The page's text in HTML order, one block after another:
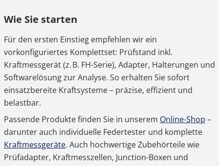
Wie Sie starten
Für den ersten Einstieg empfehlen wir ein
vorkonfiguriertes Komplettset: Prüfstand inkl.
Kraftmessgerät (z. B. FH-Serie), Adapter, Halterungen und
Softwarelösung zur Analyse. So erhalten Sie sofort
einsatzbereite Kraftsysteme – präzise, effizient und
belastbar.
Passende Produkte finden Sie in unserem Online-Shop –
darunter auch individuelle Federtester und komplette
Kraftmessgeräte. Auch hochwertige Zubehörteile wie
Prüfadapter, Kraftmesszellen, Junction-Boxen und